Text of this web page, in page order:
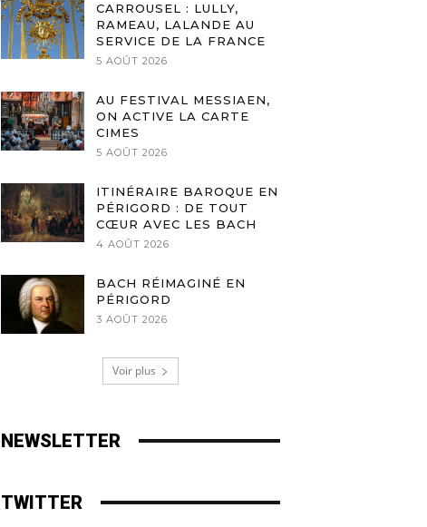
CARROUSEL : LULLY,
RAMEAU, LALANDE AU
SERVICE DE LA FRANCE
5 AOÛT 2026
AU FESTIVAL MESSIAEN,
ON ACTIVE LA CARTE
CIMES
5 AOÛT 2026
ITINÉRAIRE BAROQUE EN
PÉRIGORD : DE TOUT
CŒUR AVEC LES BACH
4 AOÛT 2026
BACH RÉIMAGINÉ EN
PÉRIGORD
3 AOÛT 2026
Voir plus
NEWSLETTER
TWITTER